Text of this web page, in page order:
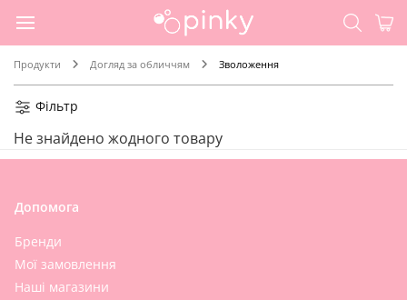
Продукти Догляд за обличчям Зволоження
Фільтр
Не знайдено жодного товару
Допомога
Бренди
Мої замовлення
Наші магазини